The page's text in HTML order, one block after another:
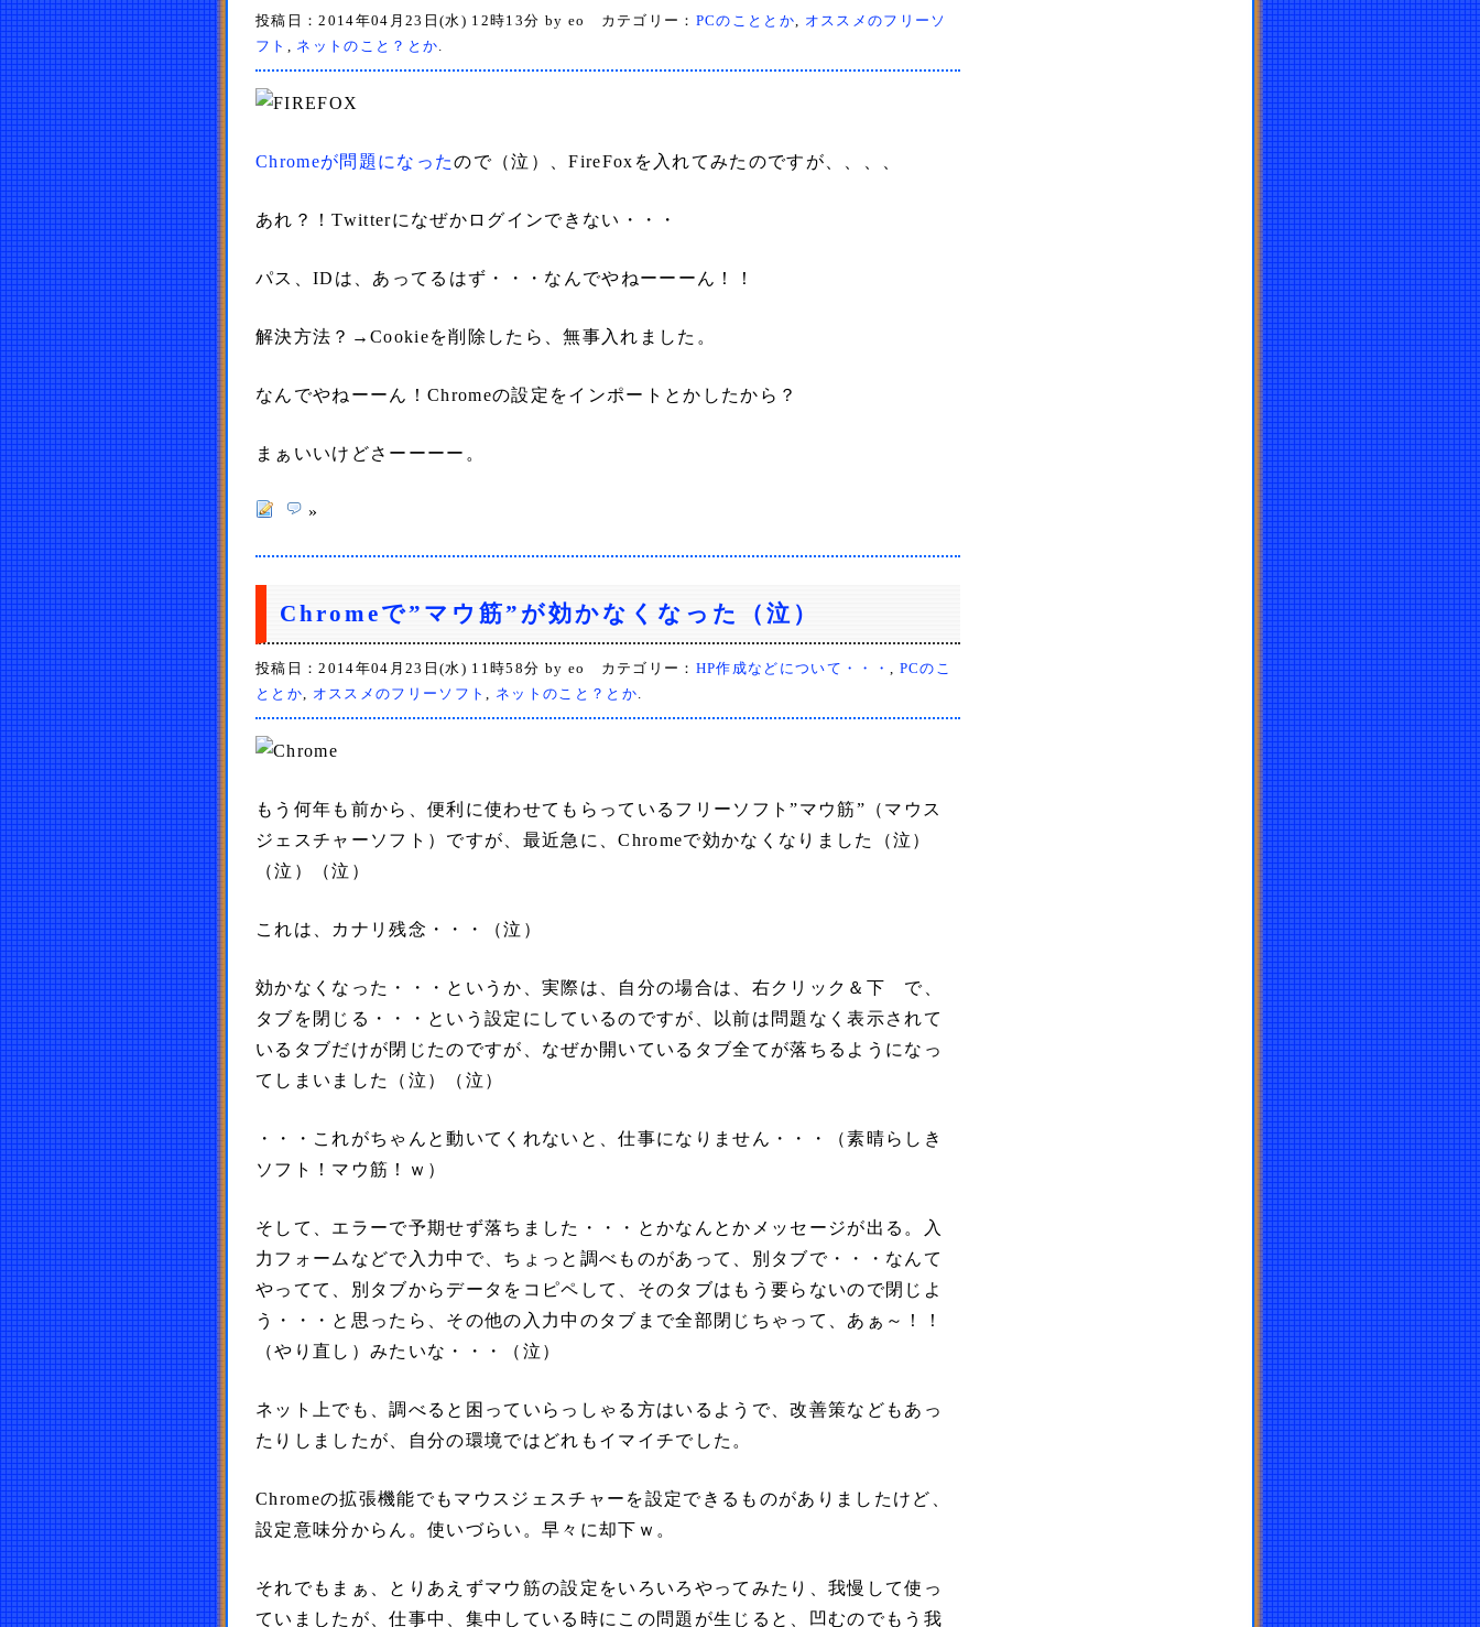
投稿日：2014年04月23日(水) 12時13分 by eo カテゴリー： PCのこととか, オススメのフリーソ
フト , ネットのこと？とか.
Chromeが問題になったので（泣）、FireFoxを入れてみたのですが、、、、
あれ？！Twitterになぜかログインできない・・・
パス、IDは、あってるはず・・・なんでやねーーーん！！
解決方法？→Cookieを削除したら、無事入れました。
なんでやねーーん！Chromeの設定をインポートとかしたから？
まぁいいけどさーーーー。
»
Chromeで”マウ筋”が効かなくなった（泣）
投稿日：2014年04月23日(水) 11時58分 by eo カテゴリー： HP作成などについて・・・, PCのこ
ととか, オススメのフリーソフト, ネットのこと？とか.
もう何年も前から、便利に使わせてもらっているフリーソフト”マウ筋”（マウス
ジェスチャーソフト）ですが、最近急に、Chromeで効かなくなりました（泣）
（泣）（泣）
これは、カナリ残念・・・（泣）
効かなくなった・・・というか、実際は、自分の場合は、右クリック＆下 で、
タブを閉じる・・・という設定にしているのですが、以前は問題なく表示されて
いるタブだけが閉じたのですが、なぜか開いているタブ全てが落ちるようになっ
てしまいました（泣）（泣）
・・・これがちゃんと動いてくれないと、仕事になりません・・・（素晴らしき
ソフト！マウ筋！ｗ）
そして、エラーで予期せず落ちました・・・とかなんとかメッセージが出る。入
力フォームなどで入力中で、ちょっと調べものがあって、別タブで・・・なんて
やってて、別タブからデータをコピペして、そのタブはもう要らないので閉じよ
う・・・と思ったら、その他の入力中のタブまで全部閉じちゃって、あぁ～！！
（やり直し）みたいな・・・（泣）
ネット上でも、調べると困っていらっしゃる方はいるようで、改善策などもあっ
たりしましたが、自分の環境ではどれもイマイチでした。
Chromeの拡張機能でもマウスジェスチャーを設定できるものがありましたけど、
設定意味分からん。使いづらい。早々に却下ｗ。
それでもまぁ、とりあえずマウ筋の設定をいろいろやってみたり、我慢して使っ
ていましたが、仕事中、集中している時にこの問題が生じると、凹むのでもう我